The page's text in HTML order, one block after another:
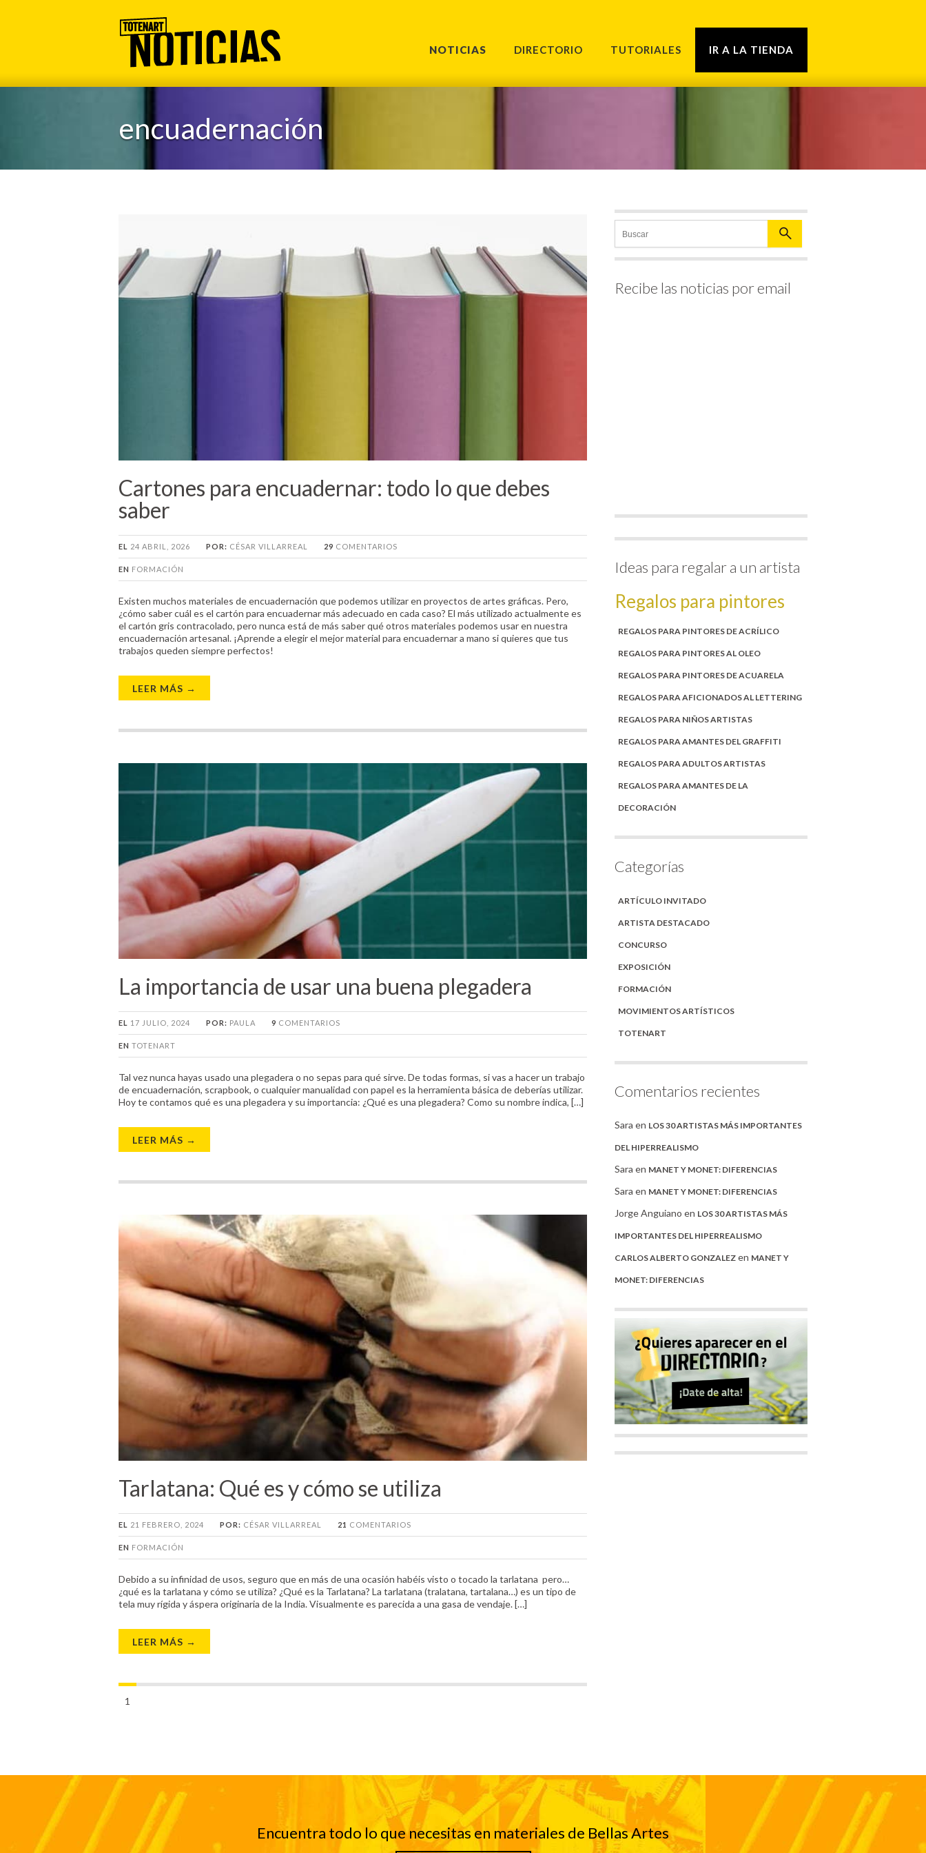
NOTICIAS DIRECTORIO TUTORIALES IR A LA TIENDA
encuadernación
Cartones para encuadernar: todo lo que debes
saber
EL 24 ABRIL, 2026 POR: CÉSAR VILLARREAL 29 COMENTARIOS
EN FORMACIÓN
Existen muchos materiales de encuadernación que podemos utilizar en proyectos de artes gráficas. Pero,
¿cómo saber cuál es el cartón para encuadernar más adecuado en cada caso? El más utilizado actualmente es
el cartón gris contracolado, pero nunca está de más saber qué otros materiales podemos usar en nuestra
encuadernación artesanal. ¡Aprende a elegir el mejor material para encuadernar a mano si quieres que tus
trabajos queden siempre perfectos!
LEER MÁS →
La importancia de usar una buena plegadera
EL 17 JULIO, 2024 POR: PAULA 9 COMENTARIOS
EN TOTENART
Tal vez nunca hayas usado una plegadera o no sepas para qué sirve. De todas formas, si vas a hacer un trabajo
de encuadernación, scrapbook, o cualquier manualidad con papel es la herramienta básica de deberías utilizar.
Hoy te contamos qué es una plegadera y su importancia: ¿Qué es una plegadera? Como su nombre indica, […]
LEER MÁS →
Tarlatana: Qué es y cómo se utiliza
EL 21 FEBRERO, 2024 POR: CÉSAR VILLARREAL 21 COMENTARIOS
EN FORMACIÓN
Debido a su infinidad de usos, seguro que en más de una ocasión habéis visto o tocado la tarlatana pero…
¿qué es la tarlatana y cómo se utiliza? ¿Qué es la Tarlatana? La tarlatana (tralatana, tartalana…) es un tipo de
tela muy rígida y áspera originaria de la India. Visualmente es parecida a una gasa de vendaje. […]
LEER MÁS →
1
Recibe las noticias por email
Ideas para regalar a un artista
Regalos para pintores
REGALOS PARA PINTORES DE ACRÍLICO
REGALOS PARA PINTORES AL OLEO
REGALOS PARA PINTORES DE ACUARELA
REGALOS PARA AFICIONADOS AL LETTERING
REGALOS PARA NIÑOS ARTISTAS
REGALOS PARA AMANTES DEL GRAFFITI
REGALOS PARA ADULTOS ARTISTAS
REGALOS PARA AMANTES DE LA
DECORACIÓN
Categorías
ARTÍCULO INVITADO
ARTISTA DESTACADO
CONCURSO
EXPOSICIÓN
FORMACIÓN
MOVIMIENTOS ARTÍSTICOS
TOTENART
Comentarios recientes
Sara en LOS 30 ARTISTAS MÁS IMPORTANTES
DEL HIPERREALISMO
Sara en MANET Y MONET: DIFERENCIAS
Sara en MANET Y MONET: DIFERENCIAS
Jorge Anguiano en LOS 30 ARTISTAS MÁS
IMPORTANTES DEL HIPERREALISMO
CARLOS ALBERTO GONZALEZ en MANET Y
MONET: DIFERENCIAS
Encuentra todo lo que necesitas en materiales de Bellas Artes